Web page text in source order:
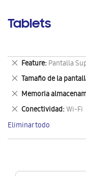
Tablets
Feature Pantalla
Eliminar
este
artículo
Tamaño de la
Eliminar
este
artículo
Memoria
Eliminar
este
artículo
Conectividad Wi-Fi
Eliminar
este
artículo
Eliminar todo